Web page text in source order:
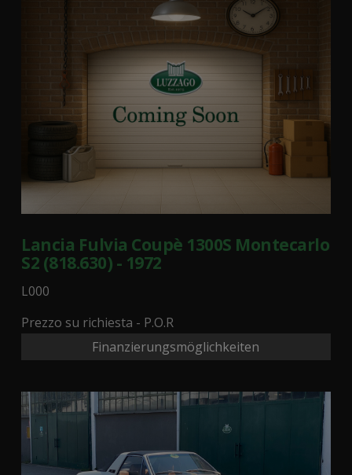
Lancia Fulvia Coupè 1300S Montecarlo
S2 (818.630) - 1972
L000
Prezzo su richiesta - P.O.R
Finanzierungsmöglichkeiten